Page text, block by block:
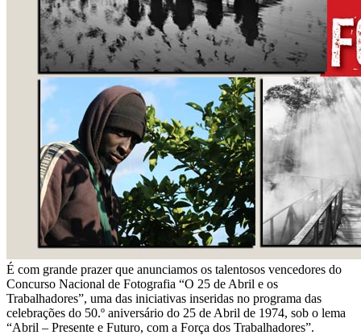
É com grande prazer que anunciamos os talentosos vencedores do
Concurso Nacional de Fotografia “O 25 de Abril e os
Trabalhadores”, uma das iniciativas inseridas no programa das
celebrações do 50.º aniversário do 25 de Abril de 1974, sob o lema
“Abril – Presente e Futuro, com a Força dos Trabalhadores”.